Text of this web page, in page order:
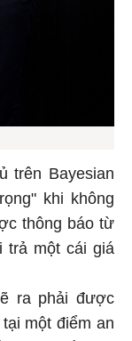
trên Bayesian
khi không
thông báo từ
trả một cái giá
ra phải được
một điểm an